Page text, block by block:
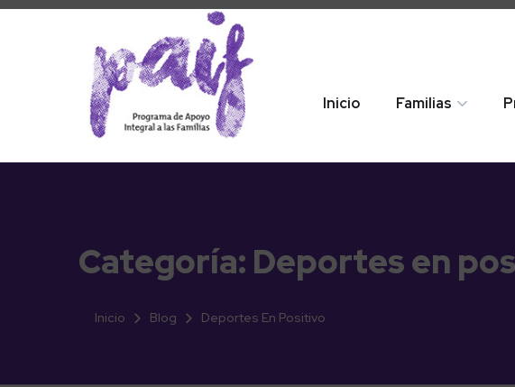
Inicio Familias
Categoría: Deportes en
Inicio Blog Deportes En Positivo